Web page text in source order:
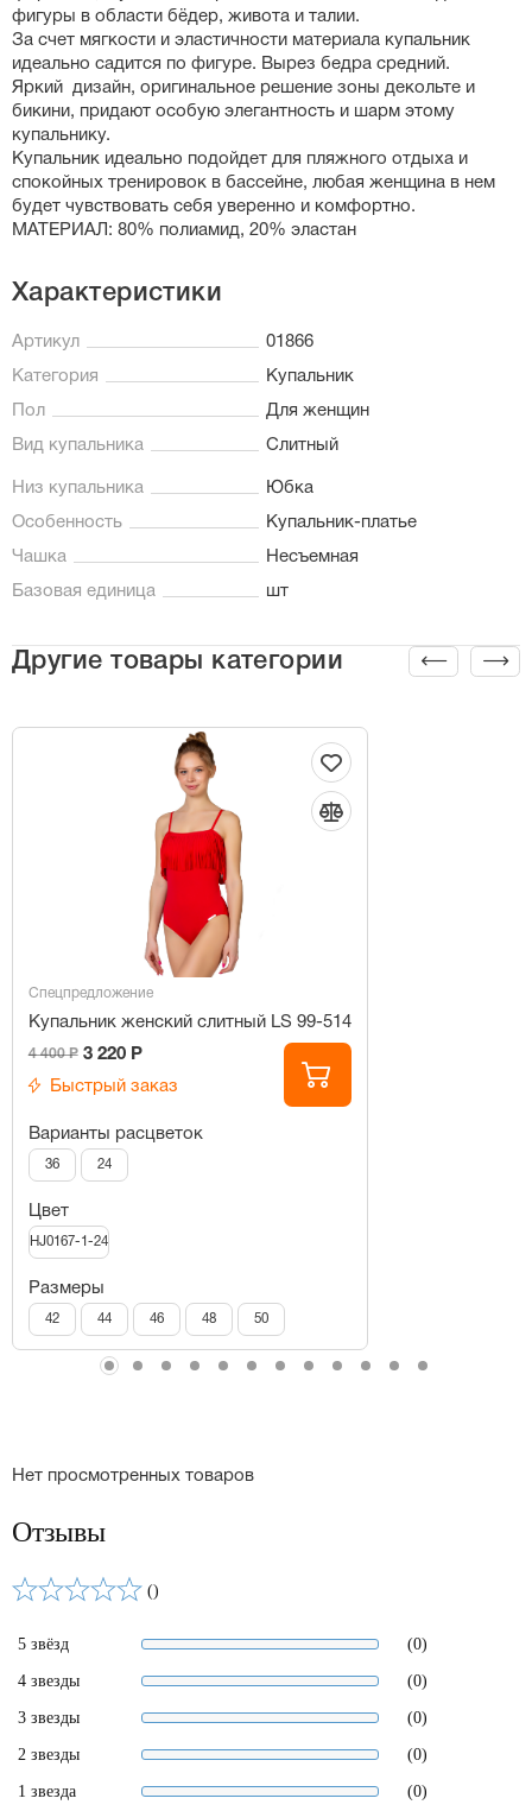
фигуры в области бёдер, живота и талии.
За счет мягкости и эластичности материала купальник
идеально садится по фигуре. Вырез бедра средний.
Яркий дизайн, оригинальное решение зоны декольте и
бикини, придают особую элегантность и шарм этому
купальнику.
Купальник идеально подойдет для пляжного отдыха и
спокойных тренировок в бассейне, любая женщина в нем
будет чувствовать себя уверенно и комфортно.
МАТЕРИАЛ: 80% полиамид, 20% эластан
Характеристики
Артикул 01866
Категория Купальник
Пол Для женщин
Вид купальника Слитный
Низ купальника Юбка
Особенность Купальник-платье
Чашка Несъемная
Базовая единица шт
Другие товары категории
Спецпредложение
Купальник женский слитный LS 99-514
4 400 Р 3 220 Р
Быстрый заказ
Варианты расцветок
36 24
Цвет
HJ0167-1-24
Размеры
42 44 46 48 50
Нет просмотренных товаров
Отзывы
()
5 звёзд (0)
4 звезды (0)
3 звезды (0)
2 звезды (0)
1 звезда (0)